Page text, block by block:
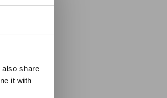
share
it with